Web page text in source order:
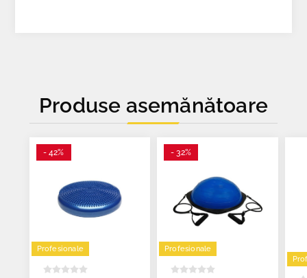
Produse asemănătoare
- 42%
Profesionale
- 32%
Profesionale